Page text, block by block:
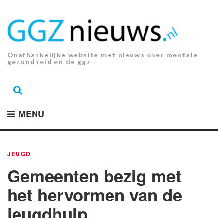
inhoud.
Onafhankelijke website met nieuws over mentale
gezondheid en de ggz
MENU
JEUGD
Gemeenten bezig met
het hervormen van de